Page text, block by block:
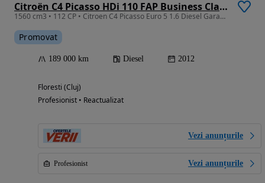
Citroën C4 Picasso HDi 110 FAP Business Class
1560 cm3 • 112 CP • Citroen C4 Picasso Euro 5 1.6 Diesel Garantie/Rate
Promovat
189 000 km Diesel 2012
Floresti (Cluj)
Profesionist • Reactualizat
Vezi anunțurile
Profesionist Vezi anunțurile